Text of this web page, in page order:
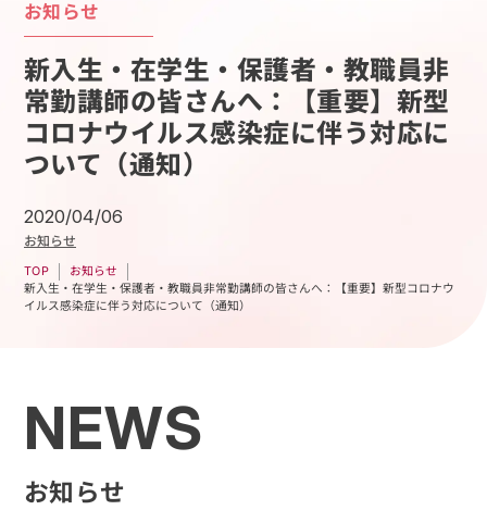
お知らせ
新入生・在学生・保護者・教職員非
常勤講師の皆さんへ：【重要】新型
コロナウイルス感染症に伴う対応に
ついて（通知）
2020/04/06
お知らせ
TOP お知らせ
新入生・在学生・保護者・教職員非常勤講師の皆さんへ：【重要】新型コロナウ
イルス感染症に伴う対応について（通知）
NEWS
お知らせ